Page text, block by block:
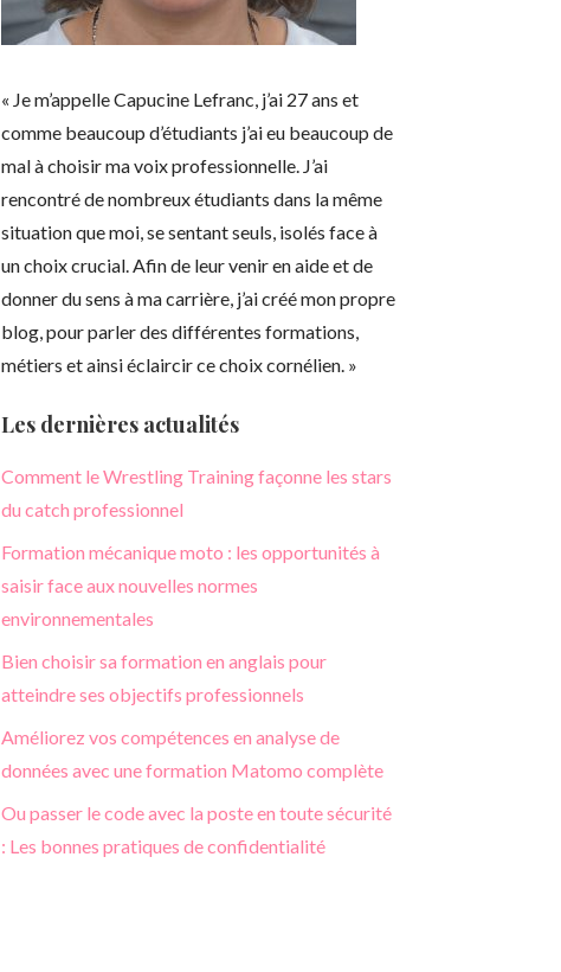
« Je m’appelle Capucine Lefranc, j’ai 27 ans et
comme beaucoup d’étudiants j’ai eu beaucoup de
mal à choisir ma voix professionnelle.J’ai
rencontré de nombreux étudiants dans la même
situation que moi, se sentant seuls, isolés face à
un choix crucial.Afin de leur venir en aide et de
donner du sens à ma carrière, j’ai créé mon propre
blog, pour parler des différentes formations,
métiers et ainsi éclaircir ce choix cornélien.»
Les dernières actualités
Comment le Wrestling Training façonne les stars
du catch professionnel
Formation mécanique moto : les opportunités à
saisir face aux nouvelles normes
environnementales
Bien choisir sa formation en anglais pour
atteindre ses objectifs professionnels
Améliorez vos compétences en analyse de
données avec une formation Matomo complète
Ou passer le code avec la poste en toute sécurité
: Les bonnes pratiques de confidentialité